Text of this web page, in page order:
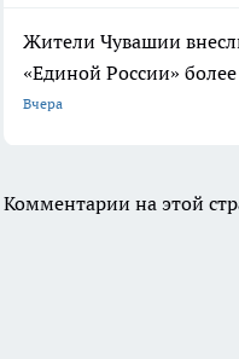
Жители Чувашии
«Единой России»
Вчера
Комментарии на этой